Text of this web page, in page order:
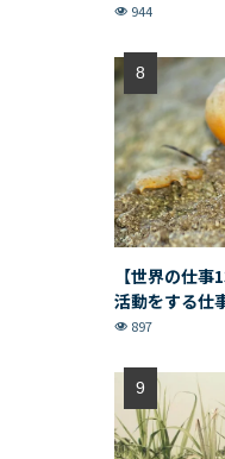
944
【世界の仕
活動をする仕
897